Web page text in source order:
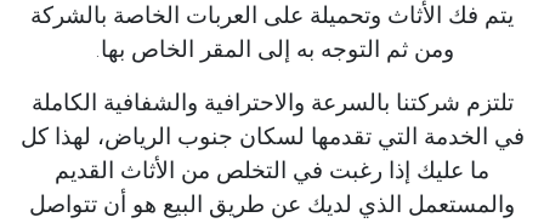
يتم فك الأثاث وتحميلة على العربات الخاصة بالشركة
ومن ثم التوجه به إلى المقر الخاص بها.
تلتزم شركتنا بالسرعة والاحترافية والشفافية الكاملة
في الخدمة التي تقدمها لسكان جنوب الرياض، لهذا كل
ما عليك إذا رغبت في التخلص من الأثاث القديم
والمستعمل الذي لديك عن طريق البيع هو أن تتواصل